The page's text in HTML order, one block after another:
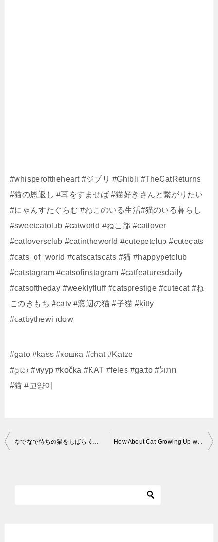
#whisperoftheheart #ジブリ #Ghibli #TheCatReturns
#猫の恩返し #耳をすませば #猫好きさんと繋がりたい
#にゃんすたぐらむ #ねこのいる生活#猫のいる暮らし
#sweetcatolub #catworld #ねこ部 #catlover
#catloversclub #catintheworld #cutepetclub #cutecats
#cats_of_world #catscatscats #猫 #happypetclub
#catstagram #catsofinstagram #catfeaturesdaily
#catsoftheday #weeklyfluff #catsprestige #cutecat #ね
このきもち #catv #窓辺の猫 #子猫 #kitty
#catbythewindow
#gato #kass #кошка #chat #Katze
#පූසා #муур #kočka #KAT #feles #gatto #חתול
#猫 #고양이
投
なでなで待ちの猫をしばらく放置してみた反応がかわいすぎた…w How About Cat Growing Up with Dogs Funny Pets Video